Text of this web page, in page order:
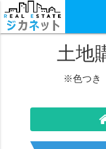
土地
※色つき